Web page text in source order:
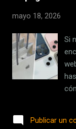
mayo 18, 2026
Si
Publicar un